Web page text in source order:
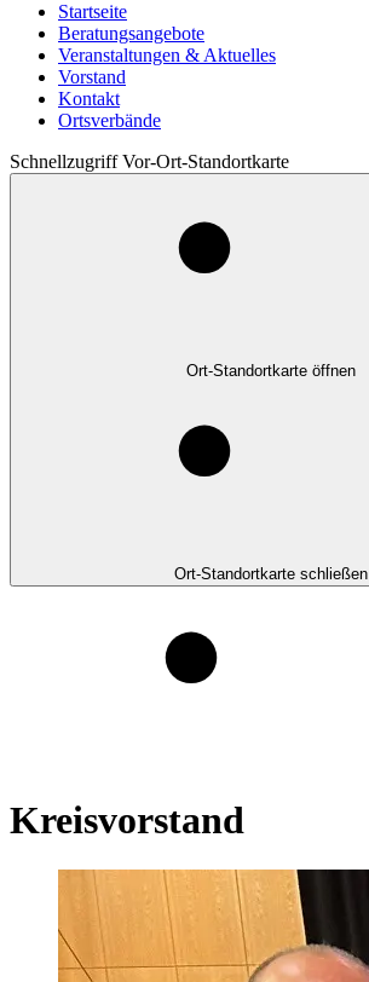
Startseite
Beratungsangebote
Veranstaltungen & Aktuelles
Vorstand
Kontakt
Ortsverbände
Schnellzugriff Vor-Ort-Standortkarte
Ort-Standortkarte öffnen
Ort-Standortkarte schließen
Kreisvorstand